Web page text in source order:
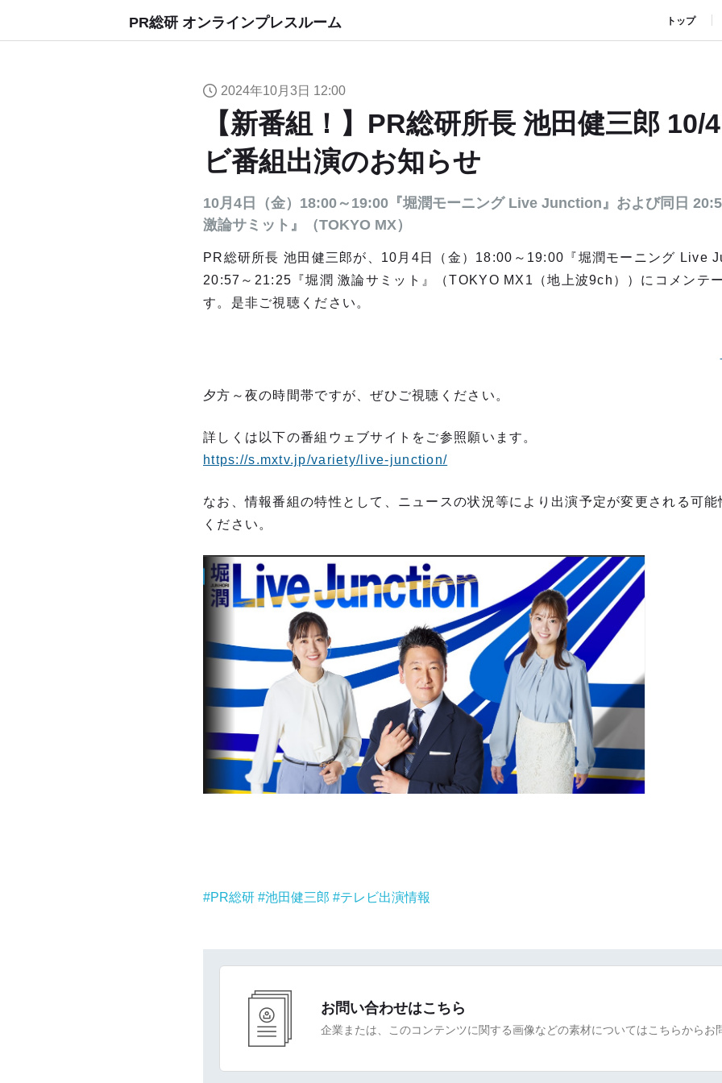
PR総研 オンラインプレスルーム トップ
2024年10月3日 12:00
【新番組！】PR総研所長 池田健三郎 10/
ビ番組出演のお知らせ
10月4日（金）18:00～19:00『堀潤モーニング Live Junction』および同日
激論サミット』（TOKYO MX）
PR総研所長 池田健三郎が、10月4日（金）18:00～19:00『堀潤モーニング Live
20:57～21:25『堀潤 激論サミット』（TOKYO MX1（地上波9ch））にコメンテ
す。是非ご視聴ください。
夕方～夜の時間帯ですが、ぜひご視聴ください。
詳しくは以下の番組ウェブサイトをご参照願います。
https://s.mxtv.jp/variety/live-junction/
なお、情報番組の特性として、ニュースの状況等により出演予定が変更される可
ください。
PR総研 池田健三郎 テレビ出演情報
お問い合わせはこちら
企業または、このコンテンツに関する画像などの素材についてはこちらからお